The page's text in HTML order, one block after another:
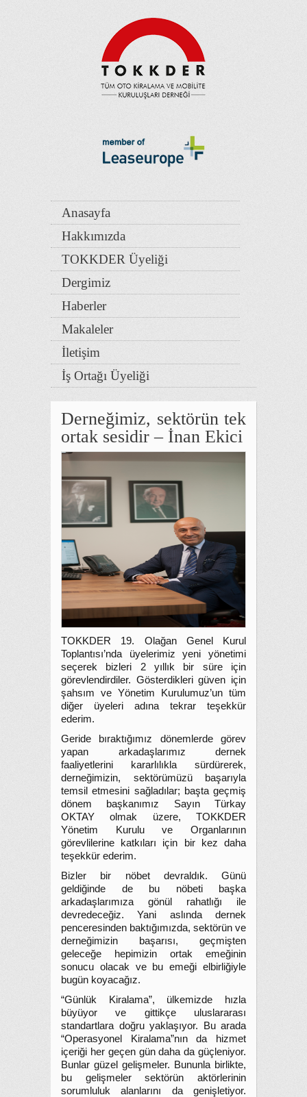
Anasayfa
Hakkımızda
TOKKDER Üyeliği
Dergimiz
Haberler
Makaleler
İletişim
İş Ortağı Üyeliği
Derneğimiz, sektörün tek
ortak sesidir – İnan Ekici
TOKKDER 19. Olağan Genel Kurul
Toplantısı’nda üyelerimiz yeni yönetimi
seçerek bizleri 2 yıllık bir süre için
görevlendirdiler. Gösterdikleri güven için
şahsım ve Yönetim Kurulumuz’un tüm
diğer üyeleri adına tekrar teşekkür
ederim.
Geride bıraktığımız dönemlerde görev
yapan arkadaşlarımız dernek
faaliyetlerini kararlılıkla sürdürerek,
derneğimizin, sektörümüzü başarıyla
temsil etmesini sağladılar; başta geçmiş
dönem başkanımız Sayın Türkay
OKTAY olmak üzere, TOKKDER
Yönetim Kurulu ve Organlarının
görevlilerine katkıları için bir kez daha
teşekkür ederim.
Bizler bir nöbet devraldık. Günü
geldiğinde de bu nöbeti başka
arkadaşlarımıza gönül rahatlığı ile
devredeceğiz. Yani aslında dernek
penceresinden baktığımızda, sektörün ve
derneğimizin başarısı, geçmişten
geleceğe hepimizin ortak emeğinin
sonucu olacak ve bu emeği elbirliğiyle
bugün koyacağız.
“Günlük Kiralama”, ülkemizde hızla
büyüyor ve gittikçe uluslararası
standartlara doğru yaklaşıyor. Bu arada
“Operasyonel Kiralama”nın da hizmet
içeriği her geçen gün daha da güçleniyor.
Bunlar güzel gelişmeler. Bununla birlikte,
bu gelişmeler sektörün aktörlerinin
sorumluluk alanlarını da genişletiyor.